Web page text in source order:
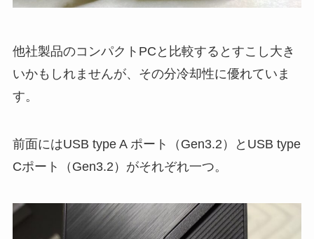
他社製品のコンパクトPCと比較するとすこし大き
いかもしれませんが、その分冷却性に優れていま
す。
前面にはUSB type A ポート（Gen3.2）とUSB type
Cポート（Gen3.2）がそれぞれ一つ。